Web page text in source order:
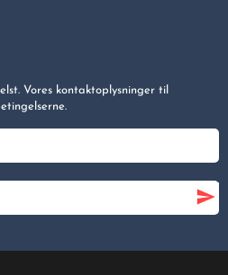
Vores kontaktoplysninger til